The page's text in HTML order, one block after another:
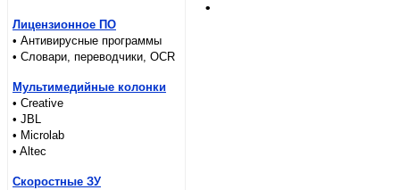
Лицензионное ПО
• Антивирусные программы
• Словари, переводчики, OCR
Мультимедийные колонки
• Creative
• JBL
• Microlab
• Altec
Скоростные ЗУ